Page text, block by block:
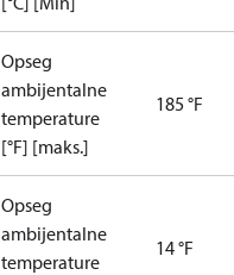
Opseg
ambijentalne
temperature
[°F] [maks.]
185 °F
Opseg
ambijentalne
temperature
14 °F